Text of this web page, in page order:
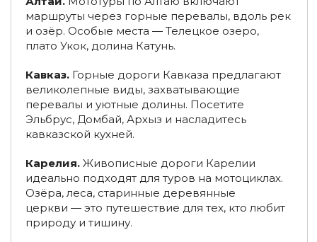
Туры в Краснодарский край из Санкт-Петербурга
Туры по России из Уфы
Туры по России из Калининграда
Туры по России из Архангельска
Туры по России из Владивостока
Туры по России из Новокузнецка
маршруты через горные перевалы, вдоль рек
и озёр. Особые места — Телецкое озеро,
плато Укок, долина Катунь.
Кавказ. Горные дороги Кавказа предлагают
великолепные виды, захватывающие
перевалы и уютные долины. Посетите
Эльбрус, Домбай, Архыз и насладитесь
кавказской кухней.
Карелия. Живописные дороги Карелии
идеально подходят для туров на мотоциклах.
Озёра, леса, старинные деревянные
церкви — это путешествие для тех, кто любит
природу и тишину.